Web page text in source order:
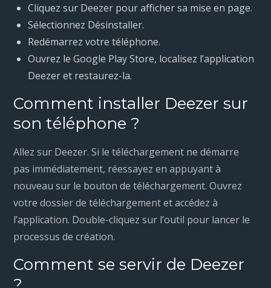
Cliquez sur Deezer pour afficher sa mise en page.
Sélectionnez Désinstaller.
Redémarrez votre téléphone.
Ouvrez le Google Play Store, localisez l’application
Deezer et restaurez-la.
Comment installer Deezer sur
son téléphone ?
Allez sur Deezer. Si le téléchargement ne démarre
pas immédiatement, réessayez en appuyant à
nouveau sur le bouton de téléchargement. Ouvrez
votre dossier de téléchargement et accédez à
l’application. Double-cliquez sur l’outil pour lancer le
processus de création.
Comment se servir de Deezer